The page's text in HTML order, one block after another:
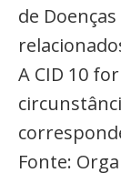
de
A CID 10
Fonte: